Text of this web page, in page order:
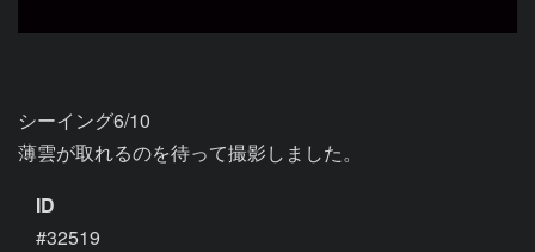
シーイング6/10
薄雲が取れるのを待って撮影しました。
ID
#32519